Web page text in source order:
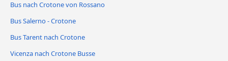
Bus nach Crotone von Rossano
Bus Salerno - Crotone
Bus Tarent nach Crotone
Vicenza nach Crotone Busse